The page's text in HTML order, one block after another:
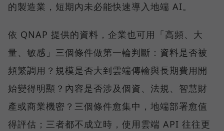
的製造業，短期內未必能快速導入地端 AI。
依 QNAP 提供的資料，企業也可用「高頻、大
量、敏感」三個條件做第一輪判斷：資料是否被
頻繁調用？規模是否大到雲端傳輸與長期費用開
始變得明顯？內容是否涉及個資、法規、智慧財
產或商業機密？三個條件愈集中，地端部署愈值
得評估；三者都不成立時，使用雲端 API 往往更